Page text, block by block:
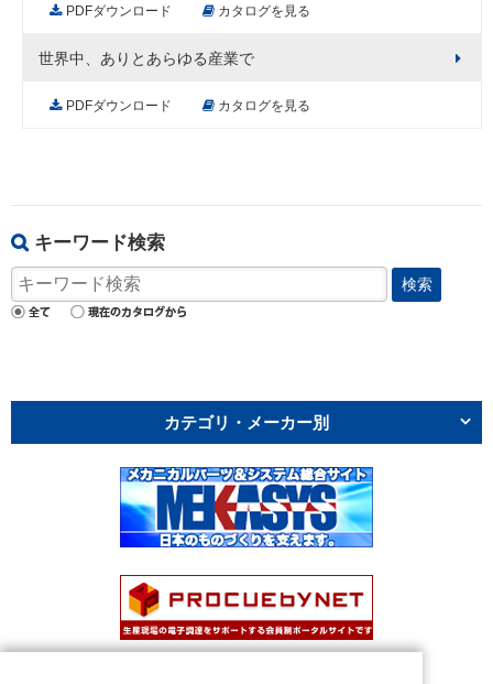
PDFダウンロード カタログを見る
世界中、ありとあらゆる産業で
PDFダウンロード カタログを見る
キーワード検索
検索
カテゴリ・メーカー別